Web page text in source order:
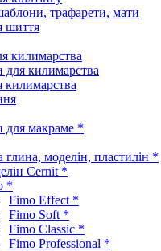
трафарети, мати
шиття
килимарства
для килимарства
килимарства
для макраме *
глина, моделін, пластилін *
Cernit *
*
Fimo Effect *
Fimo Soft *
Fimo Classic *
Fimo Professional *